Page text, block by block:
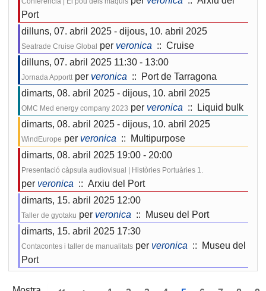
Port
dilluns, 07. abril 2025 - dijous, 10. abril 2025
Seatrade Cruise Global per veronica :: Cruise
dilluns, 07. abril 2025 11:30 - 13:00
Jornada Apportt per veronica :: Port de Tarragona
dimarts, 08. abril 2025 - dijous, 10. abril 2025
OMC Med energy company 2023 per veronica :: Liquid bulk
dimarts, 08. abril 2025 - dijous, 10. abril 2025
WindEurope per veronica :: Multipurpose
dimarts, 08. abril 2025 19:00 - 20:00
Presentació càpsula audiovisual | Històries Portuàries 1.
per veronica :: Arxiu del Port
dimarts, 15. abril 2025 12:00
Taller de gyotaku per veronica :: Museu del Port
dimarts, 15. abril 2025 17:30
Contacontes i taller de manualitats per veronica :: Museu del
Port
Pagination List Limit